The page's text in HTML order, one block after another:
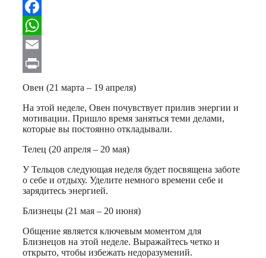
Telegram
Facebook
WhatsApp
Email
Print
Овен (21 марта – 19 апреля)
На этой неделе, Овен почувствует прилив энергии и
мотивации. Пришло время заняться теми делами,
которые вы постоянно откладывали.
Телец (20 апреля – 20 мая)
У Тельцов следующая неделя будет посвящена заботе
о себе и отдыху. Уделите немного времени себе и
зарядитесь энергией.
Близнецы (21 мая – 20 июня)
Общение является ключевым моментом для
Близнецов на этой неделе. Выражайтесь четко и
открыто, чтобы избежать недоразумений.